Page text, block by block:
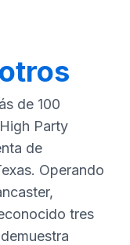
de 100
Party
de
Operando
tres